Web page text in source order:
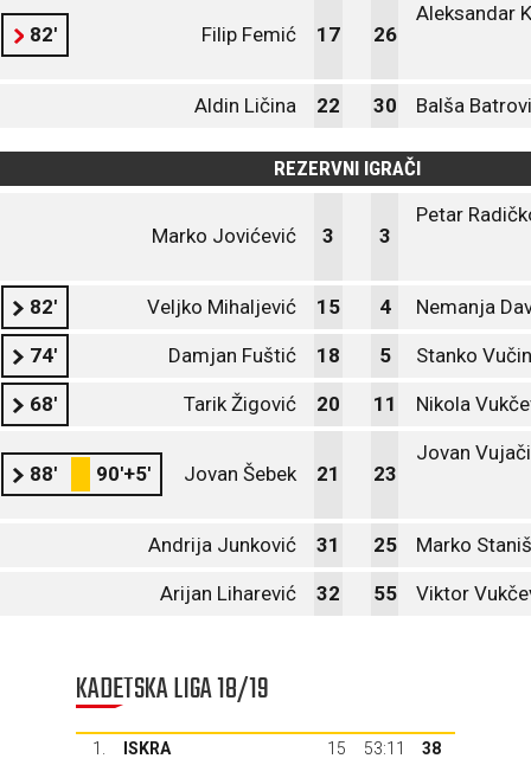
82' Filip Femić 17 26
Aleksandar
Aldin Ličina 22 30 Balša
REZERVNI IGRAČI
Marko Jovićević 3 3
Petar
82' Veljko Mihaljević 15 4 Nemanja
74' Damjan Fuštić 18 5 Stanko
68' Tarik Žigović 20 11 Nikola
88' 90'+5' Jovan Šebek 21 23
Jovan
Andrija Junković 31 25 Marko
Arijan Liharević 32 55 Viktor
KADETSKA LIGA 18/19
1. ISKRA 15 53:11
38